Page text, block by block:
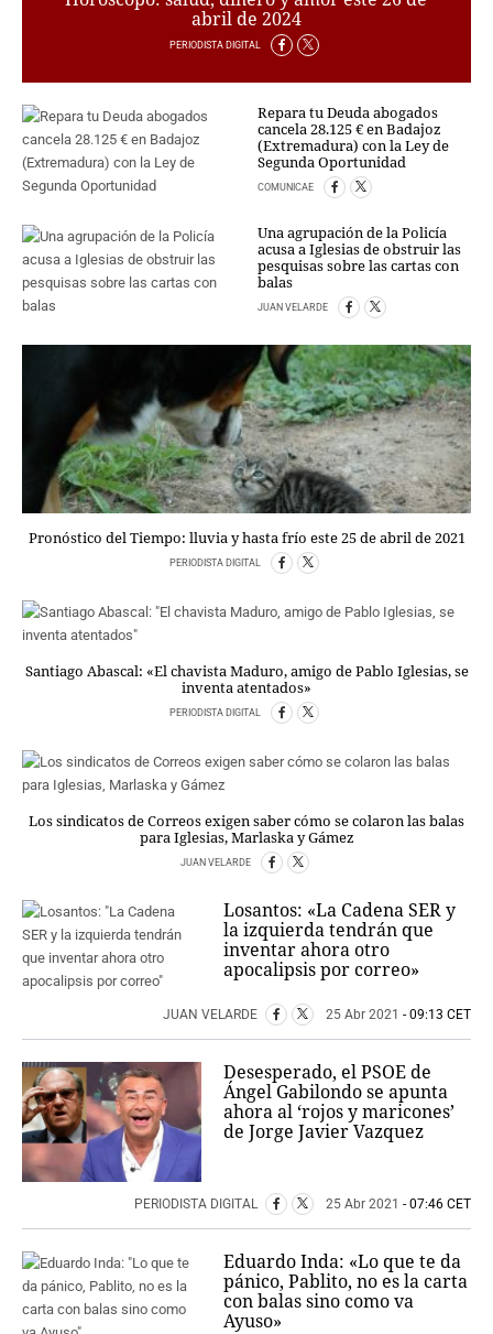
RELIGION
TRAVELLERS
EXPERTOS
GASTRONOMÍA
SALUD
24X7
LA RETAGUARDIA
BLOGS
VÍDEOS
TEMAS
PERSONAJES
ORGANISMOS
HEMEROTECA
ENLACES
MEDIOS
ESPAÑA
abril de 2024
PERIODISTA DIGITAL
Repara tu Deuda abogados
cancela 28.125 € en Badajoz
(Extremadura) con la Ley de
Segunda Oportunidad
COMUNICAE
Una agrupación de la Policía
acusa a Iglesias de obstruir las
pesquisas sobre las cartas con
balas
JUAN VELARDE
Pronóstico del Tiempo: lluvia y hasta frío este 25 de abril de 2021
PERIODISTA DIGITAL
Santiago Abascal: «El chavista Maduro, amigo de Pablo Iglesias, se
inventa atentados»
PERIODISTA DIGITAL
Los sindicatos de Correos exigen saber cómo se colaron las balas
para Iglesias, Marlaska y Gámez
JUAN VELARDE
Losantos: «La Cadena SER y
la izquierda tendrán que
inventar ahora otro
apocalipsis por correo»
JUAN VELARDE 25 Abr 2021 - 09:13 CET
Desesperado, el PSOE de
Ángel Gabilondo se apunta
ahora al ‘rojos y maricones’
de Jorge Javier Vazquez
PERIODISTA DIGITAL 25 Abr 2021 - 07:46 CET
Eduardo Inda: «Lo que te da
pánico, Pablito, no es la carta
con balas sino como va
Ayuso»